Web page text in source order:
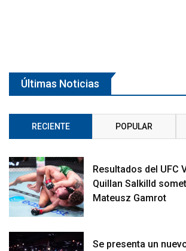
Últimas Noticias
RECIENTE POPULAR
Resultados del UFC
Quillan Salkilld
Mateusz Gamrot
Se presenta un